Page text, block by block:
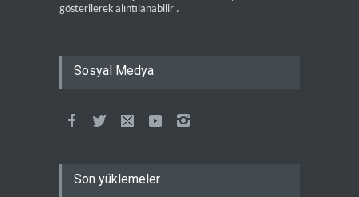
gösterilerek alıntılanabilir .
Sosyal Medya
Son yüklemeler